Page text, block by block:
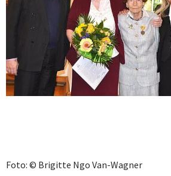
Foto: © Brigitte Ngo Van-Wagner